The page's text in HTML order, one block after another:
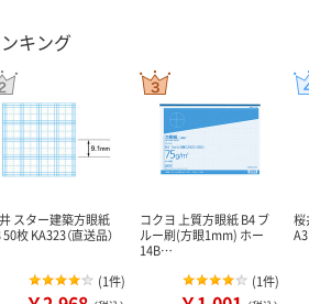
キング
スター建築方眼紙
枚 KA323（直送品）
(1件)
コクヨ 上質方眼紙 B4 ブ
ルー刷(方眼1mm) ホー
14B…
(1件)
桜